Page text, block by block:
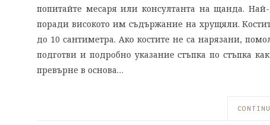
попитайте месаря или консултанта на щанда. Най-
поради високото им съдържание на хрущяли.
до 10 сантиметра. Ако костите не са нарязани,
подготви и подробно указание стъпка по стъпка
превърне в основа…